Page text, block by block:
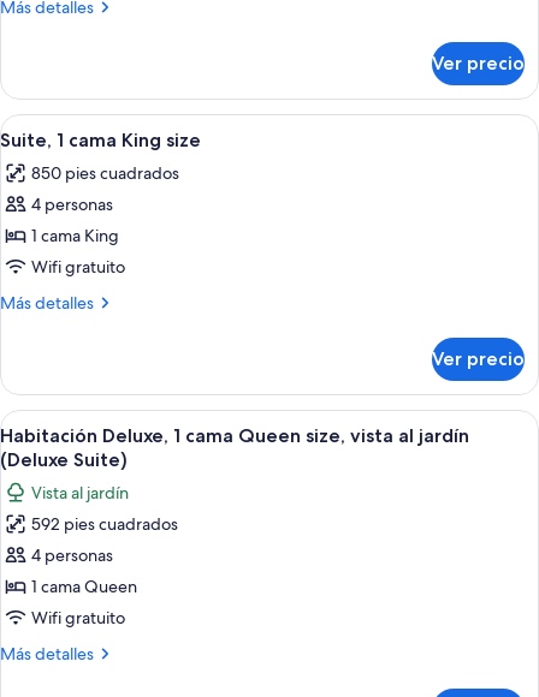
size
(Premium
Non
View
Rooms)
Más detalles
Más
Deluxe,
cama
size
(Premium
View
Rooms)
Ver precio
Abrir
todas
las
fotos
de
Suite,
1
size
Un dormitorio con una cama
6
Suite, 1 cama King size
850 pies cuadrados
4 personas
1 cama King
Wifi gratuito
Más detalles
Más
1
cama
King
size
Ver precio
Abrir
todas
las
fotos
de
Habitación
Deluxe,
1
cama
Un dormitorio amplio con una cama
4
Habitación Deluxe, 1 cama Queen size, vista al jardín
(Deluxe Suite)
Vista al jardín
592 pies cuadrados
4 personas
1 cama Queen
Wifi gratuito
Más detalles
Más